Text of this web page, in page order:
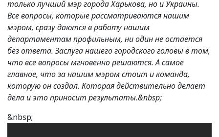
только лучший мэр города Харькова, но и Украины.
Все вопросы, которые рассматриваются нашим
мэром, сразу даются в работу нашим
департаментам профильным, ни один не остается
без ответа. Заслуга нашего городского головы в том,
что все вопросы мгновенно решаются. А самое
главное, что за нашим мэром стоит и команда,
которую он создал. Которая действительно делает
дела и это приносит результаты.&nbsp;
&nbsp;